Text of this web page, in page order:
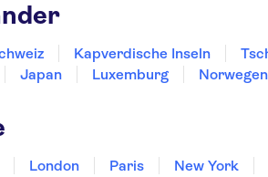
Kapverdische Inseln
Japan Luxemburg Norwegen
London Paris New York